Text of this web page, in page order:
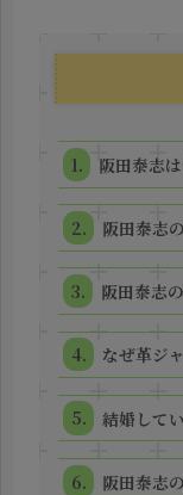
阪田泰志
阪田泰志
阪田泰志
なぜ革ジ
結婚して
阪田泰志